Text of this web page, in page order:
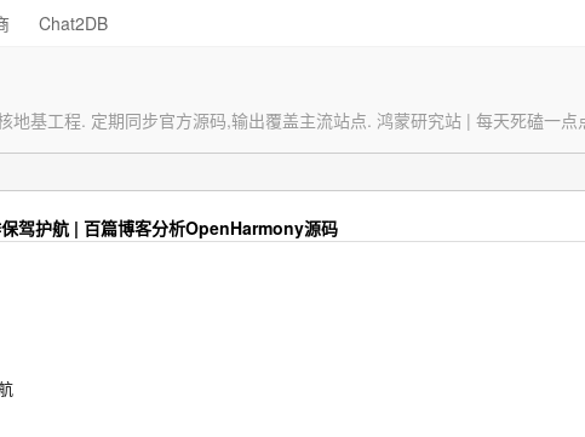
Chat2DB
基工程. 定期同步官方源码,输出覆盖主流站点. 鸿蒙研究站 | 每天死磕一
驾护航 | 百篇博客分析OpenHarmony源码